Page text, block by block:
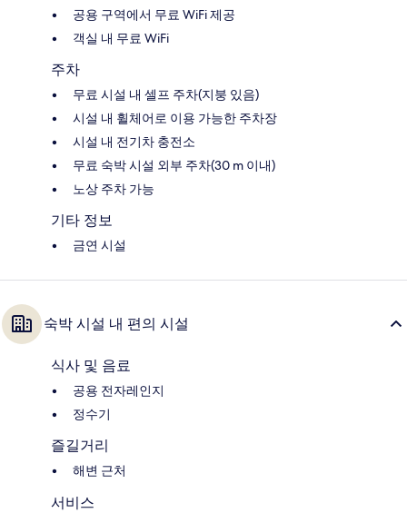
공용 구역에서 무료 WiFi 제공
객실 내 무료 WiFi
주차
무료 시설 내 셀프 주차(지붕 있음)
시설 내 휠체어로 이용 가능한 주차장
시설 내 전기차 충전소
무료 숙박 시설 외부 주차(30 m 이내)
노상 주차 가능
기타 정보
금연 시설
숙박 시설 내 편의 시설
식사 및 음료
공용 전자레인지
정수기
즐길거리
해변 근처
서비스